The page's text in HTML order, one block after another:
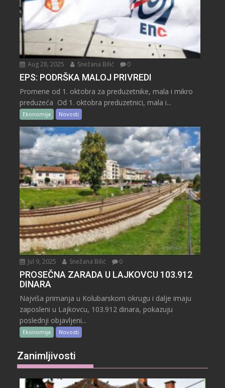
Aug 28, 2025 Snežana Bilić 0
EPS: PODRŠKA MALOJ PRIVREDI
Promene od 1. oktobra za preduzetnike, mala i mikro
preduzeća Od 1. oktobra preduzetnici, mala i...
Ekonomija Novosti
Jul 9, 2025 Snežana Bilić 0
PROSEČNA ZARADA U LAJKOVCU 103.912
DINARA
Najviša primanja u Kolubarskom okrugu i dalje imaju
zaposleni u Lajkovcu, 103.912 dinara, pokazuju
poslednji objavljeni...
Ekonomija Novosti
Zanimljivosti